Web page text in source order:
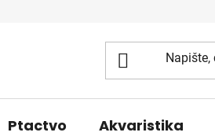
Ptactvo Akvaristika